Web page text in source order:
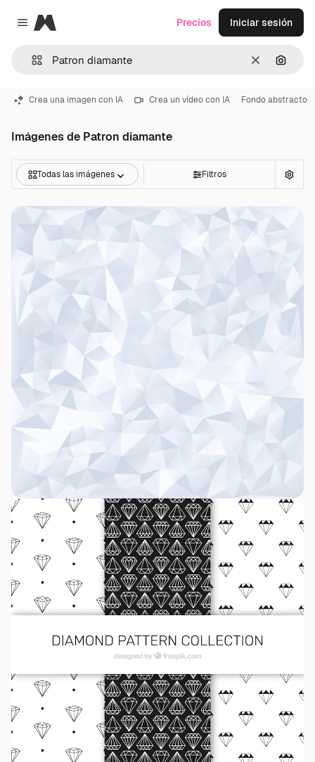
Close menu
Magnific
Borrar
Precios Iniciar sesión
Crea una imagen con IA Crea un vídeo con IA Fondo abstracto
Imágenes de Patron diamante
Todas las imágenes Filtros